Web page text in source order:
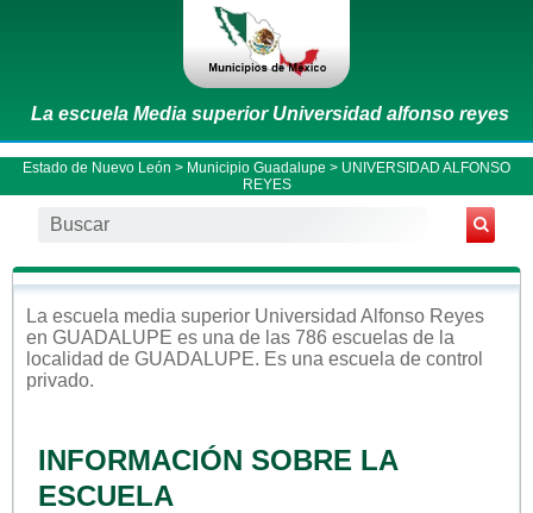
La escuela Media superior Universidad alfonso reyes
Estado de Nuevo León > Municipio Guadalupe > UNIVERSIDAD ALFONSO
REYES
La escuela media superior Universidad Alfonso Reyes
en GUADALUPE es una de las 786 escuelas de la
localidad de GUADALUPE. Es una escuela de control
privado.
INFORMACIÓN SOBRE LA
ESCUELA